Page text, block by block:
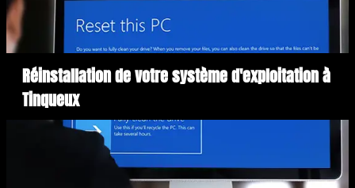
Réinstallation de votre système d'exploitation à
Tinqueux